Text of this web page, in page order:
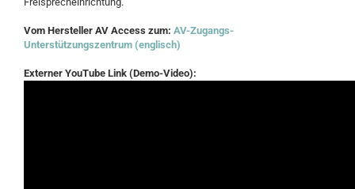
Vom Hersteller AV Access zum: AV-Zugangs-
Unterstützungszentrum (englisch)
Externer YouTube Link (Demo-Video):